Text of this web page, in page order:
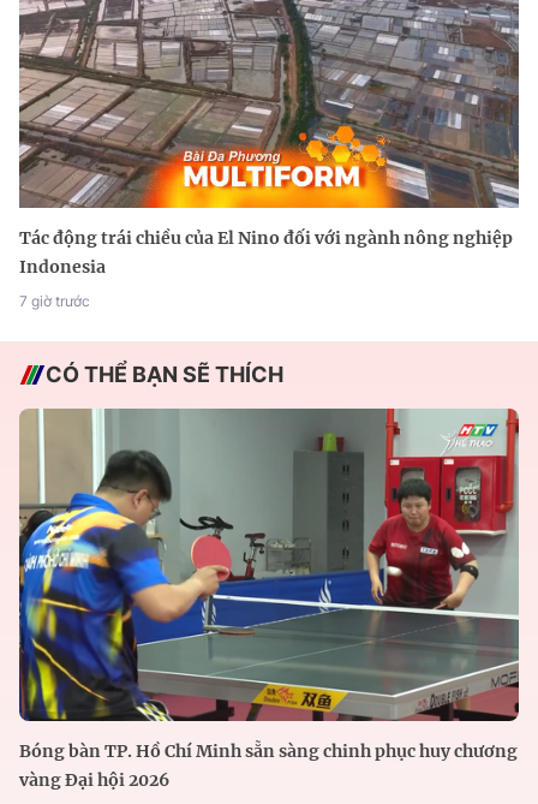
Tác động trái chiều của El Nino đối với ngành nông nghiệp
Indonesia
7 giờ trước
CÓ THỂ BẠN SẼ THÍCH
Bóng bàn TP. Hồ Chí Minh sẵn sàng chinh phục huy chương
vàng Đại hội 2026